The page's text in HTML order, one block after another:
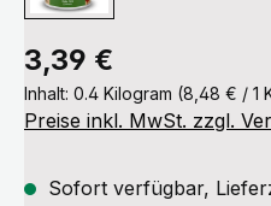
Regulärer Preis:
3,39 €
Inhalt: 0.4 Kilogram (8,48 € / 1
Preise inkl. MwSt. zzgl.
Sofort verfügbar,